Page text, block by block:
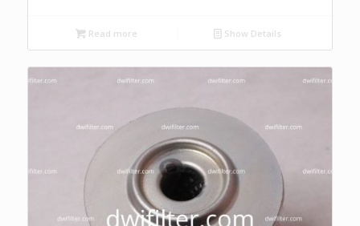
Read more Show Details